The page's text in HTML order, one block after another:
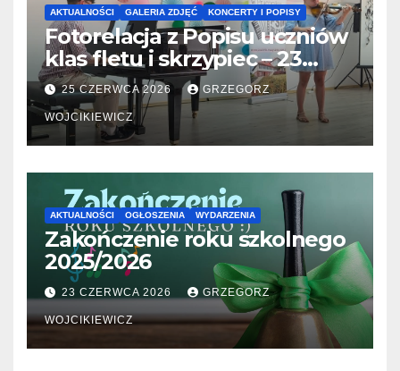
AKTUALNOŚCI GALERIA ZDJĘĆ KONCERTY I POPISY
Fotorelacja z Popisu uczniów
klas fletu i skrzypiec – 23
06.2026
25 CZERWCA 2026 GRZEGORZ
WOJCIKIEWICZ
AKTUALNOŚCI OGŁOSZENIA WYDARZENIA
Zakończenie roku szkolnego
2025/2026
23 CZERWCA 2026 GRZEGORZ
WOJCIKIEWICZ